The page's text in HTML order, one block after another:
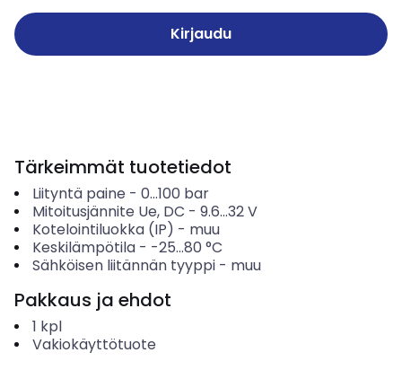
Kirjaudu
Tärkeimmät tuotetiedot
Liityntä paine - 0...100 bar
Mitoitusjännite Ue, DC - 9.6...32V
Kotelointiluokka (IP) - muu
Keskilämpötila- -25...80 °C
Sähköisen liitännän tyyppi- muu
Pakkaus ja ehdot
1 kpl
Vakiokäyttötuote